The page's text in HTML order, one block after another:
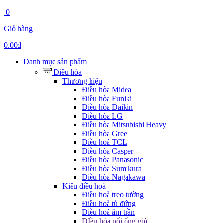
0
Giỏ hàng
0.00đ
Danh mục sản phẩm
Điều hòa
Thương hiệu
Điều hòa Midea
Điều hòa Funiki
Điều hòa Daikin
Điều hòa LG
Điều hòa Mitsubishi Heavy
Điều hòa Gree
Điều hoà TCL
Điều hòa Casper
Điều hòa Panasonic
Điều hòa Sumikura
Điều hòa Nagakawa
Kiểu điều hoà
Điều hoà treo tường
Điều hoà tủ đứng
Điều hoà âm trần
ĐIều hòa nối ống gió